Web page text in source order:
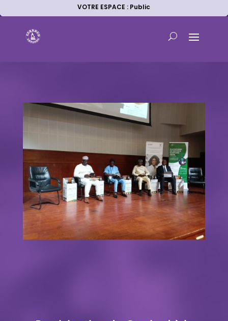
VOTRE ESPACE : Public